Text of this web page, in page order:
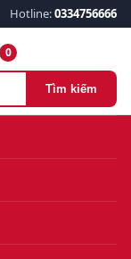
Hotline:0334756666
Tìm kiếm
0